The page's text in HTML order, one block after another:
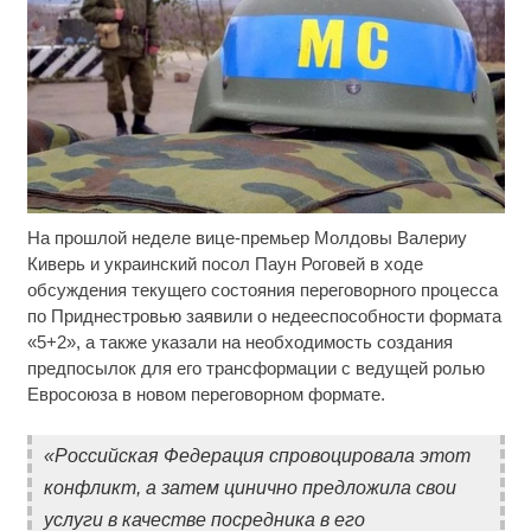
На прошлой неделе вице-премьер Молдовы Валериу
Киверь и украинский посол Паун Роговей в ходе
обсуждения текущего состояния переговорного процесса
по Приднестровью заявили о недееспособности формата
«5+2», а также указали на необходимость создания
предпосылок для его трансформации с ведущей ролью
Евросоюза в новом переговорном формате.
«Российская Федерация спровоцировала этот
конфликт, а затем цинично предложила свои
услуги в качестве посредника в его
Ржу не переставая, это видео пересмотришь не
i
Ролик длится пару секунд, но вы будете в шоке
от увиденного
Ролик из Омска: вы будете смеяться долго